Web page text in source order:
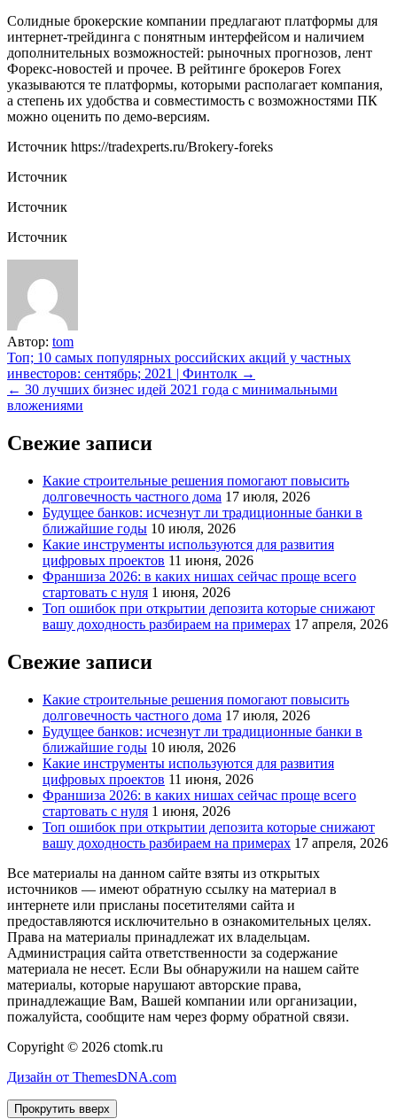
Солидные брокерские компании предлагают платформы для
интернет-трейдинга с понятным интерфейсом и наличием
дополнительных возможностей: рыночных прогнозов, лент
Форекс-новостей и прочее. В рейтинге брокеров Forex
указываются те платформы, которыми располагает компания,
а степень их удобства и совместимость с возможностями ПК
можно оценить по демо-версиям.
Источник https://tradexperts.ru/Brokery-foreks
Источник
Источник
Источник
Автор: tom
Навигация
по
записям
Топ; 10 самых популярных российских акций у частных
инвесторов: сентябрь; 2021 | Финтолк →
← 30 лучших бизнес идей 2021 года с минимальными
вложениями
Свежие записи
Какие строительные решения помогают повысить
долговечность частного дома 17 июля, 2026
Будущее банков: исчезнут ли традиционные банки в
ближайшие годы 10 июля, 2026
Какие инструменты используются для развития
цифровых проектов 11 июня, 2026
Франшиза 2026: в каких нишах сейчас проще всего
стартовать с нуля 1 июня, 2026
Топ ошибок при открытии депозита которые снижают
вашу доходность разбираем на примерах 17 апреля, 2026
Свежие записи
Какие строительные решения помогают повысить
долговечность частного дома 17 июля, 2026
Будущее банков: исчезнут ли традиционные банки в
ближайшие годы 10 июля, 2026
Какие инструменты используются для развития
цифровых проектов 11 июня, 2026
Франшиза 2026: в каких нишах сейчас проще всего
стартовать с нуля 1 июня, 2026
Топ ошибок при открытии депозита которые снижают
вашу доходность разбираем на примерах 17 апреля, 2026
Все материалы на данном сайте взяты из открытых
источников — имеют обратную ссылку на материал в
интернете или присланы посетителями сайта и
предоставляются исключительно в ознакомительных целях.
Права на материалы принадлежат их владельцам.
Администрация сайта ответственности за содержание
материала не несет. Если Вы обнаружили на нашем сайте
материалы, которые нарушают авторские права,
принадлежащие Вам, Вашей компании или организации,
пожалуйста, сообщите нам через форму обратной связи.
Copyright © 2026 ctomk.ru
Дизайн от ThemesDNA.com
Прокрутить вверх